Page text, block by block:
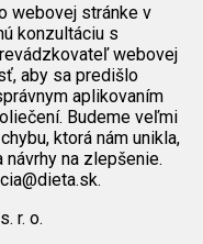
webovej stránke v
konzultáciu s
webovej
aby sa predišlo
aplikovaním
Budeme veľmi
ktorá nám unikla,
na zlepšenie.
r. o.